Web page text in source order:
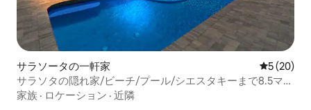
サラソータの一軒家 レビュー
5 (20)
サラソタの隠れ家/ビーチ/プール/シエスタキーまで8.5マイ
ル
家族 · ロケーション · 近隣